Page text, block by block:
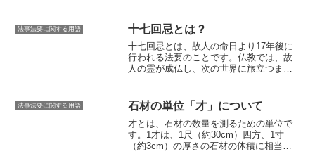
います。六曜は、中国の陰陽五行説に基
づいており、それぞれの曜日に吉凶が決
められています。先負は、六曜の中で最
も縁起が悪いとされており、葬儀や法要
を行う際には避けるべき日とされていま
ム、酸化アルミニウムなどが使われま
す。ダイヤモンドは最も硬い研磨材なの
で、最も高い輝きを得ることができます
が、費用も最も高くなります。酸化セリ
ウムは、ダイヤモンドよりも柔らかい研
化アルミニウムは、酸化セリウムよりも
くなりますが、輝きは酸化セリウムより
も低くなります。研磨磨きは、お墓の石
材の種類や状態によって、適した研磨材
法事法要に関する用語 十七回忌とは？
十七回忌とは、故人の命日より17年後に
行われる法要のことです。仏教では、故
人の霊が成仏し、次の世界に旅立つま
は三年ごとに行われます。十七回忌は、
故人の死後初めて「満中陰（まんちゅう
いん）」と呼ばれる一周忌を迎えた後に
行われる法要です。「満中陰」とは、一
周忌（命日から一年後）の法要を指し、
法事法要に関する用語 石材の単位「才」について
才とは、石材の数量を測るための単位で
す。1才は、1尺（約30cm）四方、1寸
（約3cm）の厚さの石材の体積に相当し